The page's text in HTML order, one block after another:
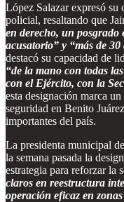
López Salazar expresó
policial, resaltando que
en derecho, un posgrado
acusatorio” y “más de
destacó su capacidad de
“de la mano con todas
con el Ejército, con la
esta designación marca
seguridad en Benito
importantes del país.
La presidenta municipal
la semana pasada la
estrategia para reforzar la
claros en reestructura
operación eficaz en